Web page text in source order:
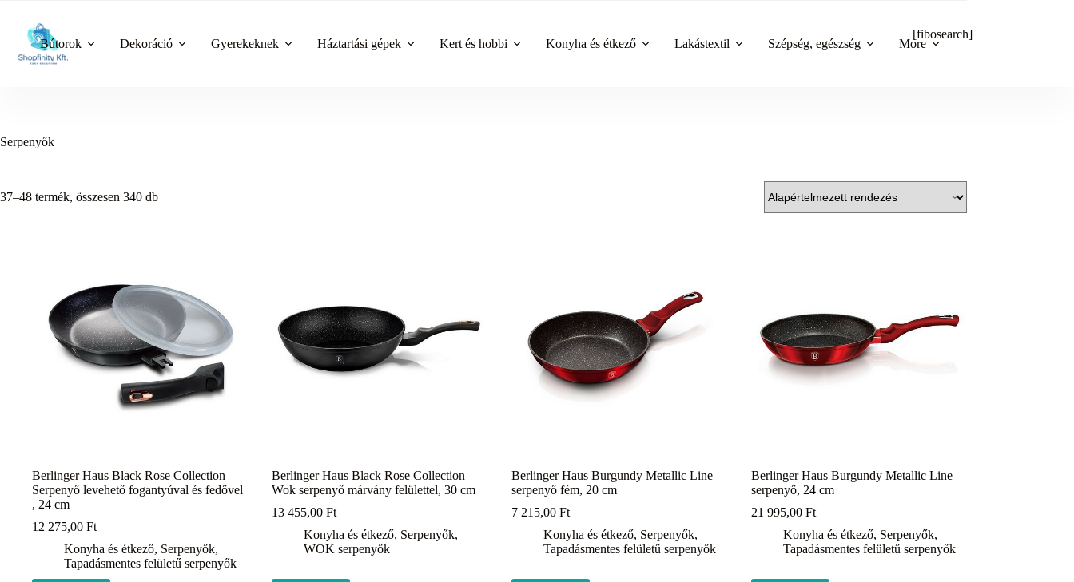
content
Bútorok Dekoráció Gyerekeknek Háztartási gépek Kert és hobbi Konyha és étkező Lakástextil Szépség, egészség More
[fibosearch]
Serpenyők
37–48 termék, összesen 340 db
Berlinger Haus Black Rose Collection
Serpenyő levehető fogantyúval és fedővel
, 24 cm
12 275,00 Ft
Konyha és étkező, Serpenyők,
Tapadásmentes felületű serpenyők
Berlinger Haus Black Rose Collection
Wok serpenyő márvány felülettel, 30 cm
13 455,00 Ft
Konyha és étkező, Serpenyők,
WOK serpenyők
Berlinger Haus Burgundy Metallic Line
serpenyő fém, 20 cm
7 215,00 Ft
Konyha és étkező, Serpenyők,
Tapadásmentes felületű serpenyők
Berlinger Haus Burgundy Metallic Line
serpenyő, 24 cm
21 995,00 Ft
Konyha és étkező, Serpenyők,
Tapadásmentes felületű serpenyők